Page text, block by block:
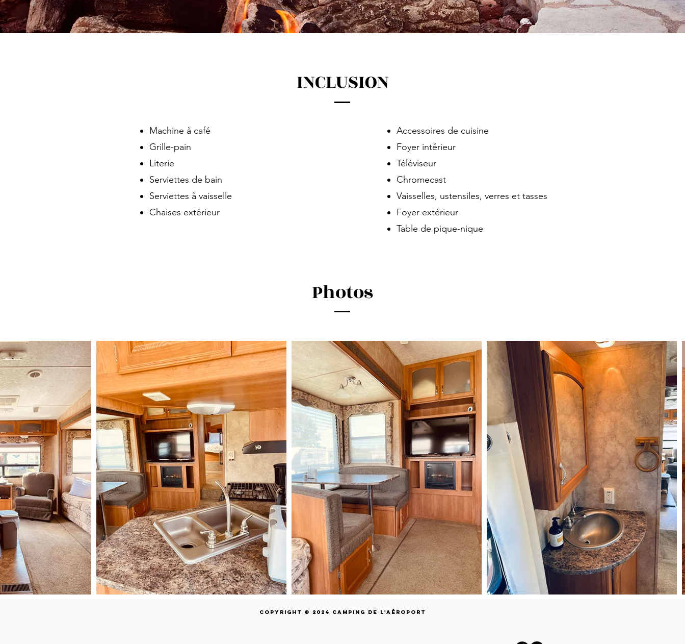
INCLUSION
Machine à café
Grille-pain
Literie
Serviettes de bain
Serviettes à vaisselle
Chaises extérieur
Accessoires de cuisine
Foyer intérieur
Téléviseur
Chromecast
Vaisselles, ustensiles, verres et tasses
Foyer extérieur
Table de pique-nique
Photos
Copyright © 2024 Camping de L'aéroport